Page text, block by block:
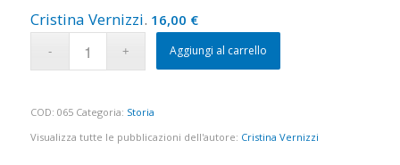
Cristina Vernizzi. 16,00 €
Aggiungi al carrello
COD: 065 Categoria: Storia
Visualizza tutte le pubblicazioni dell'autore: Cristina Vernizzi